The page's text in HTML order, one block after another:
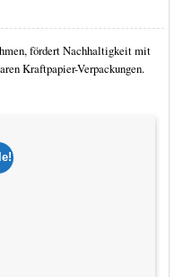
fördert Nachhaltigkeit mit
Kraftpapier-Verpackungen.